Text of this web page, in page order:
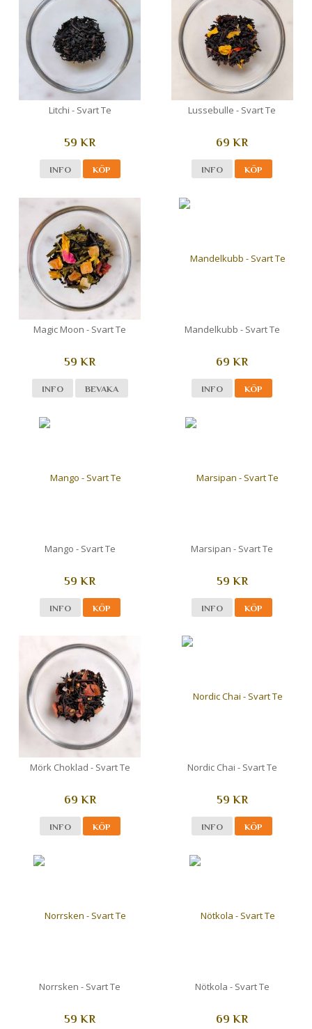
Litchi - Svart Te
59 KR
INFO KÖP
Lussebulle - Svart Te
69 KR
INFO KÖP
Magic Moon - Svart Te
59 KR
INFO BEVAKA
Mandelkubb - Svart Te
69 KR
INFO KÖP
Mango - Svart Te
59 KR
INFO KÖP
Marsipan - Svart Te
59 KR
INFO KÖP
Mörk Choklad - Svart Te
69 KR
INFO KÖP
Nordic Chai - Svart Te
59 KR
INFO KÖP
Norrsken - Svart Te
59 KR
Nötkola - Svart Te
69 KR